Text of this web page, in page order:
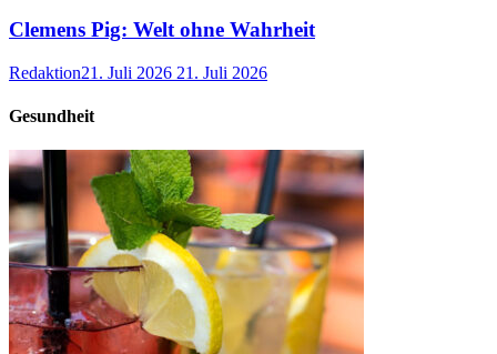
Clemens Pig: Welt ohne Wahrheit
Redaktion21. Juli 2026 21. Juli 2026
Gesundheit